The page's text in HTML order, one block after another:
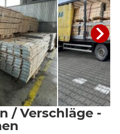
/ Verschläge -